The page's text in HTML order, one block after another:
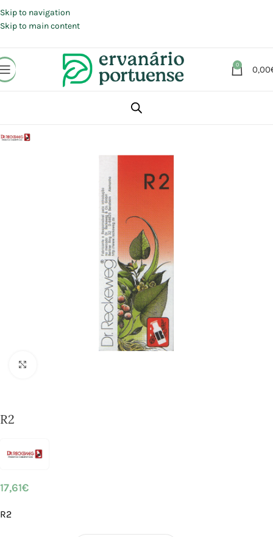
Skip to navigation
Skip to main content
0 0,00
Aromaterapia | Florais | Homeopatia
R2
17,61€
R2